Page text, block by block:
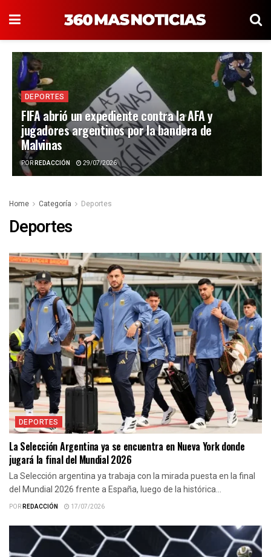
DEPORTES
FIFA abrió un expediente contra la AFA y
jugadores argentinos por la bandera de
Malvinas
PORREDACCIÓN 29/07/2026
Home Categoría Deportes
Deportes
DEPORTES
La Selección Argentina ya se encuentra en Nueva York donde
jugará la final del Mundial 2026
La Selección argentina ya trabaja con la mirada puesta en la final
del Mundial 2026 frente a España, luego de la histórica...
PORREDACCIÓN 17/07/2026